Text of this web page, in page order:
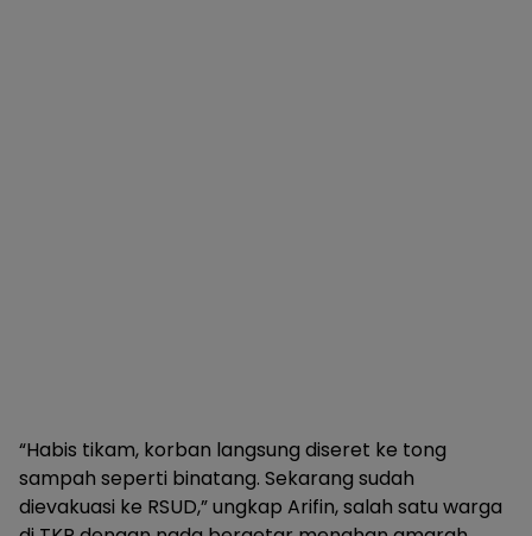
​“Habis tikam, korban langsung diseret ke tong
sampah seperti binatang. Sekarang sudah
dievakuasi ke RSUD,” ungkap Arifin, salah satu warga